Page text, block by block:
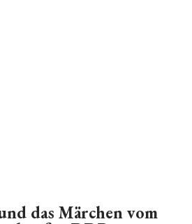
das Märchen vom